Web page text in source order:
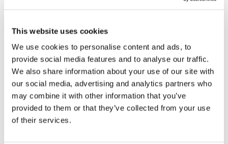
This website uses cookies
We use cookies to personalise content and ads, to
provide social media features and to analyse our traffic.
We also share information about your use of our site with
our social media, advertising and analytics partners who
may combine it with other information that you’ve
provided to them or that they’ve collected from your use
of their services.
OM HILKE COLLECTION
Relaterade produkter
-45%